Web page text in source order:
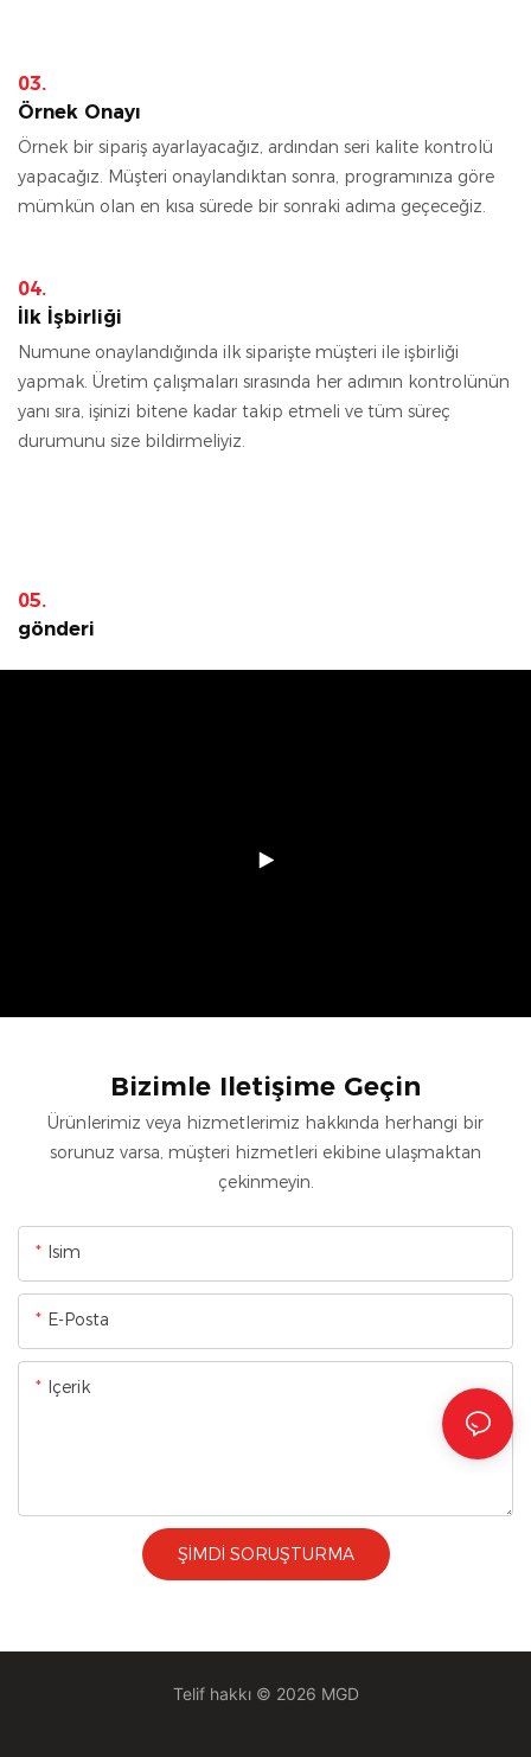
03.
Örnek Onayı
Örnek bir sipariş ayarlayacağız, ardından seri kalite kontrolü
yapacağız. Müşteri onaylandıktan sonra, programınıza göre
mümkün olan en kısa sürede bir sonraki adıma geçeceğiz.
04.
İlk İşbirliği
Numune onaylandığında ilk siparişte müşteri ile işbirliği
yapmak. Üretim çalışmaları sırasında her adımın kontrolünün
yanı sıra, işinizi bitene kadar takip etmeli ve tüm süreç
durumunu size bildirmeliyiz.
05.
gönderi
Bizimle Iletişime Geçin
Ürünlerimiz veya hizmetlerimiz hakkında herhangi bir
sorunuz varsa, müşteri hizmetleri ekibine ulaşmaktan
çekinmeyin.
Isim
E-Posta
Içerik
ŞIMDI SORUŞTURMA
Telif hakkı © 2026 MGD